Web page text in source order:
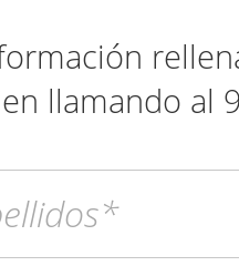
llamando al